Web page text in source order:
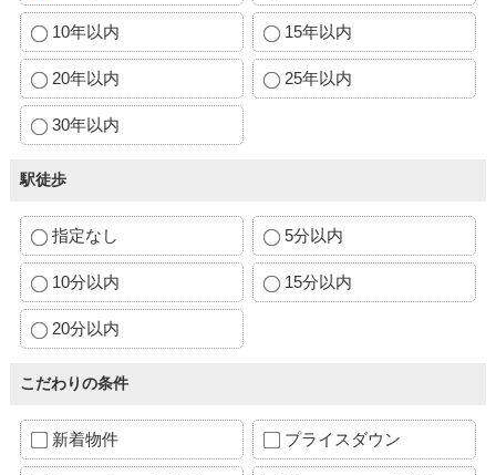
10年以内 15年以内
20年以内 25年以内
30年以内
駅徒歩
指定なし 5分以内
10分以内 15分以内
20分以内
こだわりの条件
新着物件 プライスダウン